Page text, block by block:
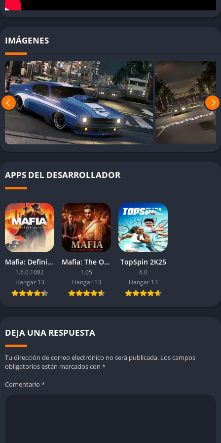
de Nueva Orleans en los años 60.
Banda sonora: Selección de temas apoteósica que ambienta
Combates cuerpo a cuerpo
espectacularidad.
Sistema de conducción mejorado: Mucho más divertido y
realista que en entregas anteriores.
❌ Cons
Problemas técnicos: Presenta serios problemas de
optimización en PC, con dificultades para mantener un
framerate estable.
monótona debido a la falta de variedad en las misiones.
Apartado gráfico mejorable: Visualmente parece un juego de
hace varios años, especialmente en PC a altas resoluciones.
Rendimiento inconsistente: Incluso en equipos potentes, el
juego rara vez supera los 65 FPS en exteriores.
IMÁGENES
APPS DEL DESARROLLADOR
Mafia: Definitive Edition
1.6.0.1082
Hangar 13
Mafia: The Old Country
1.05
Hangar 13
TopSpin 2K25
6.0
Hangar 13
DEJA UNA RESPUESTA
Tu dirección de correo electrónico no será publicada. Los campos
obligatorios están marcados con *
Comentario *